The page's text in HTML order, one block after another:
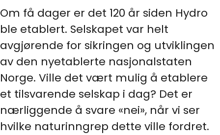
Om få dager er det 120 år siden Hydro
ble etablert. Selskapet var helt
avgjørende for sikringen og utviklingen
av den nyetablerte nasjonalstaten
Norge. Ville det vært mulig å etablere
et tilsvarende selskap i dag? Det er
nærliggende å svare «nei», når vi ser
hvilke naturinngrep dette ville fordret.